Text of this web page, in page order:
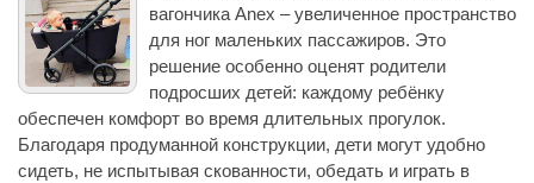
вагончика Anex – увеличенное пространство
для ног маленьких пассажиров. Это
решение особенно оценят родители
подросших детей: каждому ребёнку
обеспечен комфорт во время длительных прогулок.
Благодаря продуманной конструкции, дети могут удобно
сидеть, не испытывая скованности, обедать и играть в